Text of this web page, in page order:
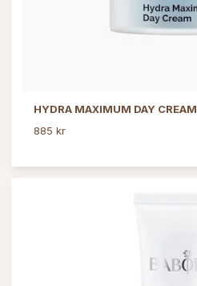
HYDRA MAXIMUM DAY CREAM
885 kr